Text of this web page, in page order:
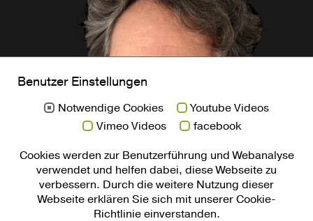
Benutzer Einstellungen
Notwendige Cookies
Youtube Videos
Vimeo Videos
facebook
Cookies werden zur Benutzerführung und Webanalyse
verwendet und helfen dabei, diese Webseite zu
verbessern. Durch die weitere Nutzung dieser
Webseite erklären Sie sich mit unserer Cookie-
Richtlinie einverstanden.